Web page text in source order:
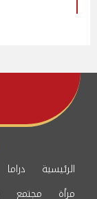
الرئيسية دراما
مرأة
مجتمع